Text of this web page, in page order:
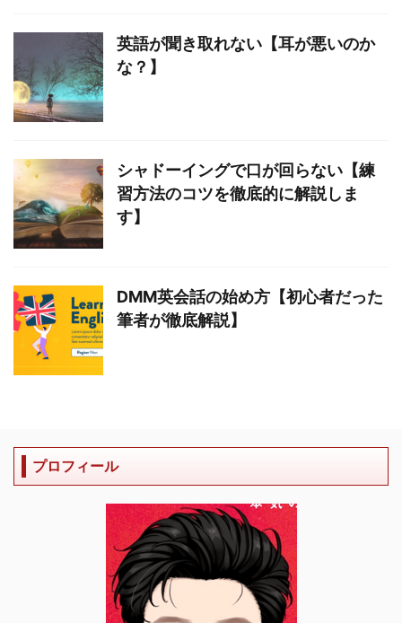
英語が聞き取れない【耳が悪いのか
な？】
シャドーイングで口が回らない【練
習方法のコツを徹底的に解説しま
す】
DMM英会話の始め方【初心者だった
筆者が徹底解説】
プロフィール